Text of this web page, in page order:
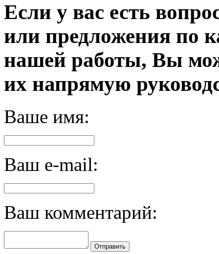
Если у вас есть
или предложения по
нашей работы, Вы
их напрямую
Ваше имя:
Ваш e-mail:
Ваш комментарий:
Отправить